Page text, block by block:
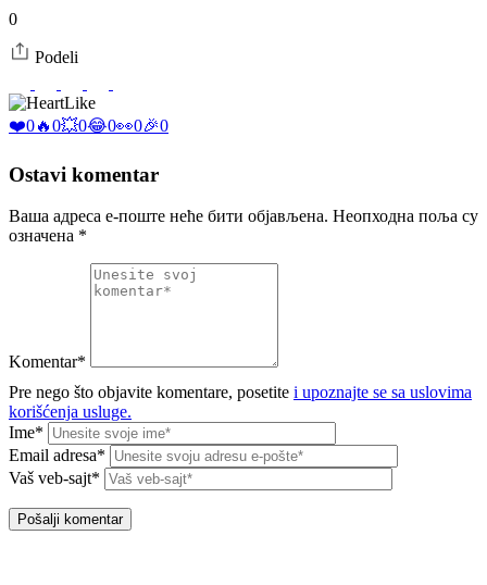
0
Podeli
Like
❤️0🔥0💥0😂0👀0🎉0
Ostavi komentar
Ваша адреса е-поште неће бити објављена. Неопходна поља су
означена *
Komentar*
Pre nego što objavite komentare, posetite i upoznajte se sa uslovima
korišćenja usluge.
Ime*
Email adresa*
Vaš veb-sajt*